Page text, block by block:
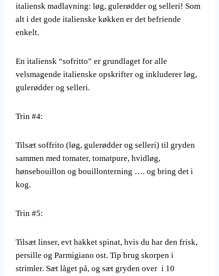
italiensk madlavning: løg, gulerødder og selleri! Som
alt i det gode italienske køkken er det befriende
enkelt.
En italiensk “sofritto” er grundlaget for alle
velsmagende italienske opskrifter og inkluderer løg,
gulerødder og selleri.
Trin #4:
Tilsæt soffrito (løg, gulerødder og selleri) til gryden
sammen med tomater, tomatpure, hvidløg,
hønsebouillon og bouillonterning …. og bring det i
kog.
Trin #5:
Tilsæt linser, evt hakket spinat, hvis du har den frisk,
persille og Parmigiano ost. Tip brug skorpen i
strimler. Sæt låget på, og sæt gryden over i 10